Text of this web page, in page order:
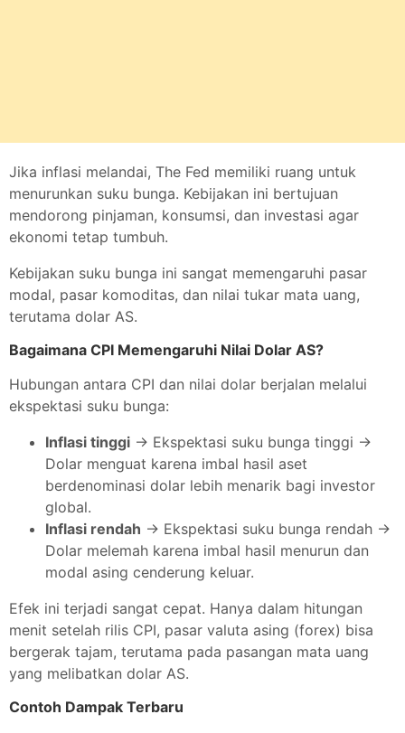
Jika inflasi melandai, The Fed memiliki ruang untuk
menurunkan suku bunga. Kebijakan ini bertujuan
mendorong pinjaman, konsumsi, dan investasi agar
ekonomi tetap tumbuh.
Kebijakan suku bunga ini sangat memengaruhi pasar
modal, pasar komoditas, dan nilai tukar mata uang,
terutama dolar AS.
Bagaimana CPI Memengaruhi Nilai Dolar AS?
Hubungan antara CPI dan nilai dolar berjalan melalui
ekspektasi suku bunga:
Inflasi tinggi → Ekspektasi suku bunga tinggi →
Dolar menguat karena imbal hasil aset
berdenominasi dolar lebih menarik bagi investor
global.
Inflasi rendah → Ekspektasi suku bunga rendah →
Dolar melemah karena imbal hasil menurun dan
modal asing cenderung keluar.
Efek ini terjadi sangat cepat. Hanya dalam hitungan
menit setelah rilis CPI, pasar valuta asing (forex) bisa
bergerak tajam, terutama pada pasangan mata uang
yang melibatkan dolar AS.
Contoh Dampak Terbaru